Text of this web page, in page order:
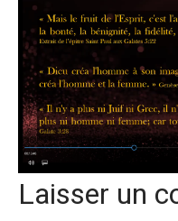
Laisser un